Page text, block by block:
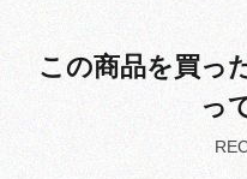
この商品を買っ
っ